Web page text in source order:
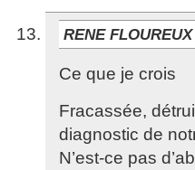
RENE FLOUREUX
Ce que je crois
Fracassée,
diagnostic de
N’est-ce pas